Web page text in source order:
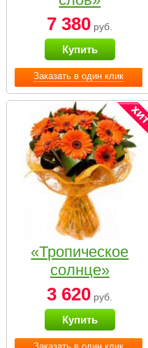
Заказать в один клик
7 380 руб.
Купить
«Тропическое
солнце»
3 620 руб.
Купить